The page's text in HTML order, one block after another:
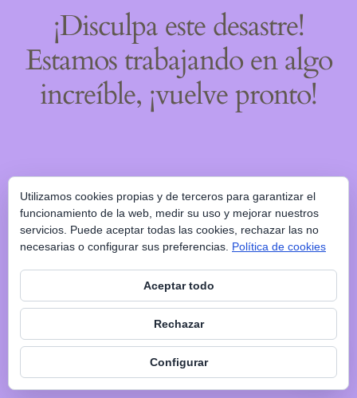
¡Disculpa este desastre!
Estamos trabajando en algo
increíble, ¡vuelve pronto!
Utilizamos cookies propias y de terceros para garantizar el
funcionamiento de la web, medir su uso y mejorar nuestros
servicios. Puede aceptar todas las cookies, rechazar las no
necesarias o configurar sus preferencias. Política de cookies
Aceptar todo
Rechazar
Configurar